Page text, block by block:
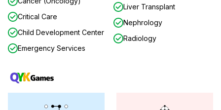
Critical Care
Child Development Center
Emergency Services
Liver Transplant
Nephrology
Radiology